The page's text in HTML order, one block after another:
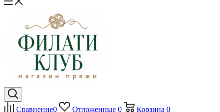
Сравнение0 Отложенные 0 Корзина 0